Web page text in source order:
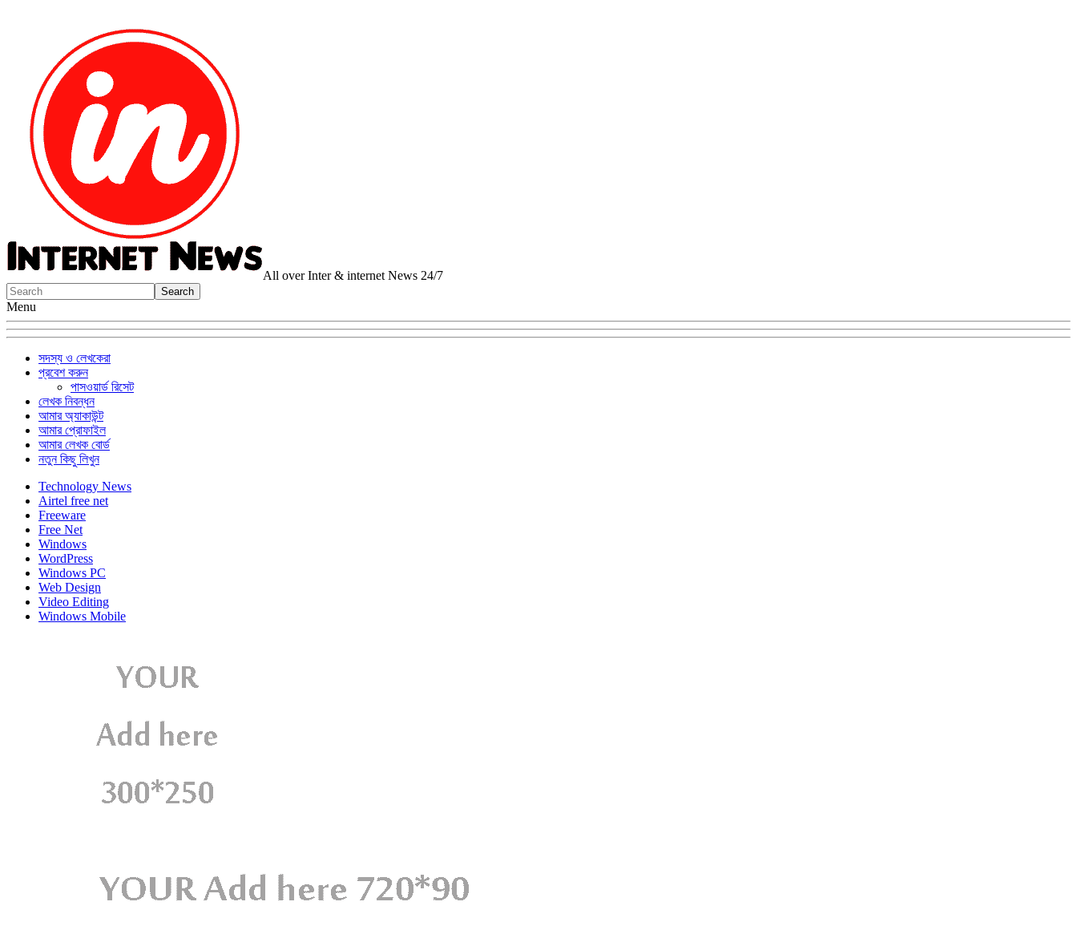
All over Inter & internet News 24/7
Menu
সদস্য ও লেখকেরা
প্রবেশ করুন
পাসওয়ার্ড রিসেট
লেখক নিবন্ধন
আমার অ্যাকাউন্ট
আমার প্রোফাইল
আমার লেখক বোর্ড
নতুন কিছু লিখুন
Technology News
Airtel free net
Freeware
Free Net
Windows
WordPress
Windows PC
Web Design
Video Editing
Windows Mobile